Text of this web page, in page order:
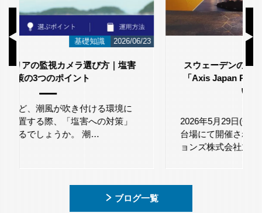
23 お知らせ 2026/06/12
スウェーデンのネットワークカメラメーカー
「Axis Japan Partner Summit 2026」に参加
いたしました。
2026年5月29日(金)に、グランドニッコー東京
台場にて開催されたアクシスコミュニケーシ
ョンズ株式会社主催「A…
ブログ一覧